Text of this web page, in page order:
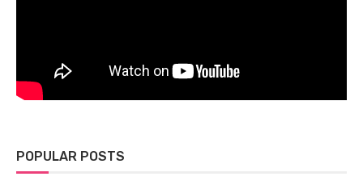
POPULAR POSTS